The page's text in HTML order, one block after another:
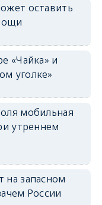
оставить
«Чайка» и
уголке»
мобильная
утреннем
на запасном
России